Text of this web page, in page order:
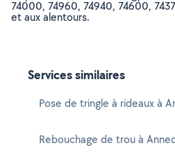
74000, 74960, 74940, 74600,
et aux alentours.
Services similaires
Pose de tringle à rideaux à
Rebouchage de trou à